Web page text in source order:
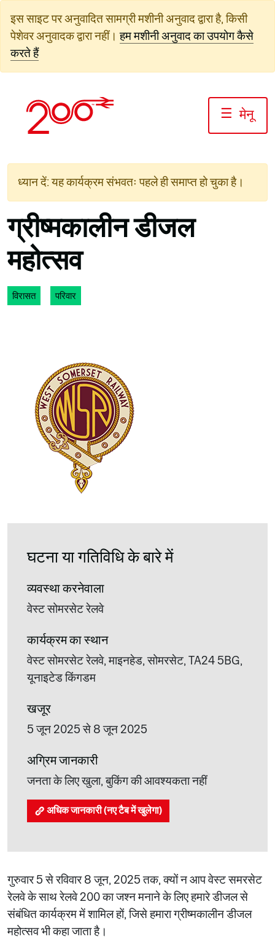
जाएं
इस साइट पर अनुवादित सामग्री मशीनी अनुवाद द्वारा है, किसी
पेशेवर अनुवादक द्वारा नहीं। हम मशीनी अनुवाद का उपयोग कैसे
करते हैं
☰ मेनू
ध्यान दें: यह कार्यक्रम संभवतः पहले ही समाप्त हो चुका है।
ग्रीष्मकालीन डीजल
महोत्सव
विरासत परिवार
घटना या गतिविधि के बारे में
व्यवस्था करनेवाला
वेस्ट सोमरसेट रेलवे
कार्यक्रम का स्थान
वेस्ट सोमरसेट रेलवे, माइनहेड, सोमरसेट, TA24 5BG,
यूनाइटेड किंगडम
खजूर
5 जून 2025 से 8 जून 2025
अग्रिम जानकारी
जनता के लिए खुला, बुकिंग की आवश्यकता नहीं
अधिक जानकारी (नए टैब में खुलेगा)
गुरुवार 5 से रविवार 8 जून, 2025 तक, क्यों न आप वेस्ट समरसेट
रेलवे के साथ रेलवे 200 का जश्न मनाने के लिए हमारे डीजल से
संबंधित कार्यक्रम में शामिल हों, जिसे हमारा ग्रीष्मकालीन डीजल
महोत्सव भी कहा जाता है।